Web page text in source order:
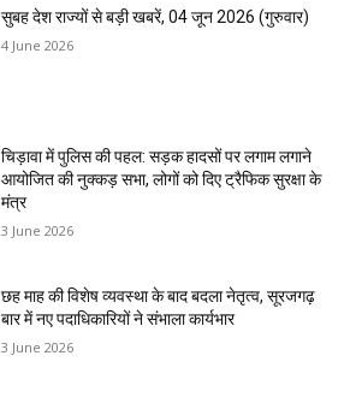
सुबह देश राज्यों से बड़ी खबरें, 04 जून 2026 (गुरुवार)
4 June 2026
चिड़ावा में पुलिस की पहल: सड़क हादसों पर लगाम लगाने
आयोजित की नुक्कड़ सभा, लोगों को दिए ट्रैफिक सुरक्षा के
मंत्र
3 June 2026
छह माह की विशेष व्यवस्था के बाद बदला नेतृत्व, सूरजगढ़
बार में नए पदाधिकारियों ने संभाला कार्यभार
3 June 2026